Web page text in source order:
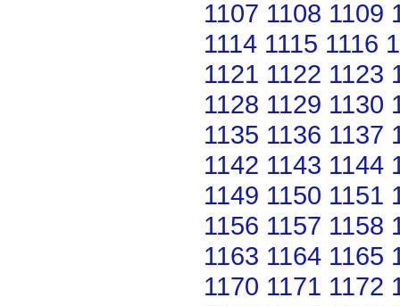
1107 1108 1109
1114 1115 1116
1121 1122 1123
1128 1129 1130
1135 1136 1137
1142 1143 1144
1149 1150 1151
1156 1157 1158
1163 1164 1165
1170 1171 1172